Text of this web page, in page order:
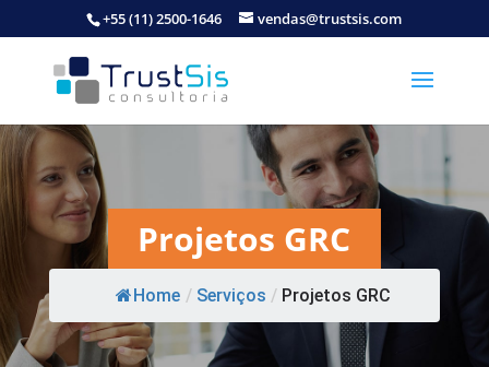
+55 (11) 2500-1646 vendas@trustsis.com
Projetos GRC
Home / Serviços / Projetos GRC